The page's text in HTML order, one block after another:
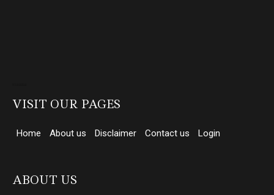
VISIT OUR PAGES
Home About us Disclaimer Contact us Login
ABOUT US